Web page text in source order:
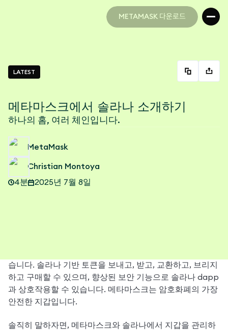
METAMASK 다운로드
LATEST
메타마스크에서 솔라나 소개하기
하나의 홈, 여러 체인입니다.
MetaMask
Christian Montoya
4분
2025년 7월 8일
습니다. 솔라나 기반 토큰을 보내고, 받고, 교환하고, 브리지
하고 구매할 수 있으며, 향상된 보안 기능으로 솔라나 dapp
과 상호작용할 수 있습니다. 메타마스크는 암호화폐의 가장
안전한 지갑입니다.
솔직히 말하자면, 메타마스크와 솔라나에서 지갑을 관리하